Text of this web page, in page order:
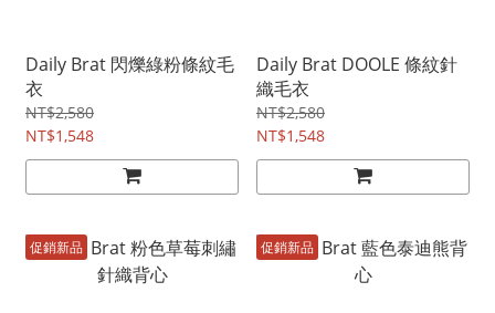
Daily Brat 閃爍綠粉條紋毛
衣
NT$2,580
NT$1,548
Daily Brat DOOLE 條紋針
織毛衣
NT$2,580
NT$1,548
促銷新品 促銷新品